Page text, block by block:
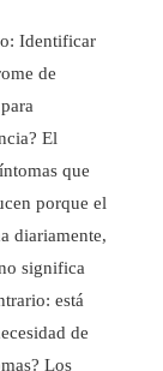
Identificar
de
El
que
porque el
diariamente,
significa
está
de
Los